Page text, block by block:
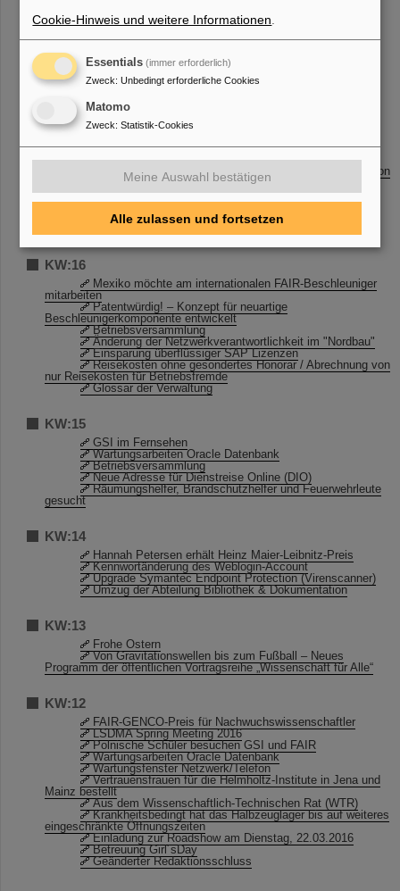
KW:18
„Ich will Astrophysik studieren!“ – GSI und FAIR
begeistern beim Girls’Day
Waldparkplatz
KW:17
verliehen
Aus dem Wissenschaftlich-Technischen Rat
Reisekosten ohne gesondertes Honorar / Abrechnung von
nur Reisekosten für Betriebsfremde
IT-Unterstützung für Projekte
TYPO3-Schulung
Umzug Lizenzserver (SRVFLEXLMHFSS)
KW:16
Mexiko möchte am internationalen FAIR-Beschleuniger
mitarbeiten
Patentwürdig! – Konzept für neuartige
Beschleunigerkomponente entwickelt
Betriebsversammlung
Änderung der Netzwerkverantwortlichkeit im "Nordbau"
Einsparung überflüssiger SAP Lizenzen
Reisekosten ohne gesondertes Honorar / Abrechnung von
nur Reisekosten für Betriebsfremde
Glossar der Verwaltung
KW:15
GSI im Fernsehen
Wartungsarbeiten Oracle Datenbank
Betriebsversammlung
Neue Adresse für Dienstreise Online (DIO)
Räumungshelfer, Brandschutzhelfer und Feuerwehrleute
gesucht
KW:14
Hannah Petersen erhält Heinz Maier-Leibnitz-Preis
Kennwortänderung des Weblogin-Account
Upgrade Symantec Endpoint Protection (Virenscanner)
Umzug der Abteilung Bibliothek & Dokumentation
KW:13
Frohe Ostern
Von Gravitationswellen bis zum Fußball – Neues
Programm der öffentlichen Vortragsreihe „Wissenschaft für Alle“
KW:12
FAIR-GENCO-Preis für Nachwuchswissenschaftler
LSDMA Spring Meeting 2016
Polnische Schüler besuchen GSI und FAIR
Wartungsarbeiten Oracle Datenbank
Wartungsfenster Netzwerk/Telefon
Vertrauensfrauen für die Helmholtz-Institute in Jena und
Mainz bestellt
Aus dem Wissenschaftlich-Technischen Rat (WTR)
Krankheitsbedingt hat das Halbzeuglager bis auf weiteres
eingeschränkte Öffnungszeiten
Einladung zur Roadshow am Dienstag, 22.03.2016
Betreuung Girl´sDay
Geänderter Redaktionsschluss
Cookie-Hinweis und weitere Informationen
Essentials (immer erforderlich)
Zweck: Unbedingt erforderliche Cookies
Matomo
Zweck: Statistik-Cookies
Meine Auswahl bestätigen
Alle zulassen und fortsetzen